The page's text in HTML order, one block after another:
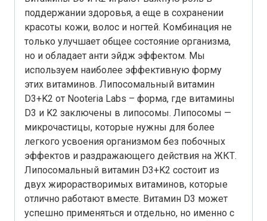
поддержании здоровья, а еще в сохранении
красоты кожи, волос и ногтей. Комбинация не
только улучшает общее состояние организма,
но и обладает анти эйдж эффектом. Мы
используем наиболее эффективную форму
этих витаминов. Липосомальный витамин
D3+K2 от Nooteria Labs – форма, где витамины
D3 и K2 заключены в липосомы. Липосомы —
микрочастицы, которые нужны для более
легкого усвоения организмом без побочных
эффектов и раздражающего действия на ЖКТ.
Липосомальный витамин D3+K2 состоит из
двух жирорастворимых витаминов, которые
отлично работают вместе. Витамин D3 может
успешно применяться и отдельно, но именно с